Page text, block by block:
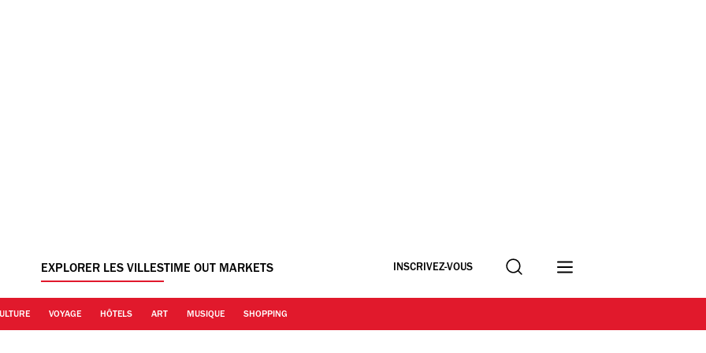
EXPLORER LES VILLESTIME OUT MARKETS INSCRIVEZ-VOUS Recherche
VOYAGE HÔTELS ART MUSIQUE SHOPPING